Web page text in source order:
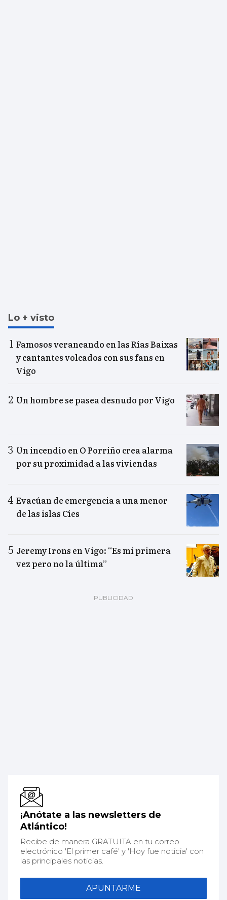
Lo + visto
Famosos veraneando en las Rías Baixas
y cantantes volcados con sus fans en
Vigo
Un hombre se pasea desnudo por Vigo
Un incendio en O Porriño crea alarma
por su proximidad a las viviendas
Evacúan de emergencia a una menor
de las islas Cíes
Jeremy Irons en Vigo: “Es mi primera
vez pero no la última”
¡Anótate a las newsletters de
Atlántico!
Recibe de manera GRATUITA en tu correo
electrónico 'El primer café' y 'Hoy fue noticia' con
las principales noticias.
APUNTARME